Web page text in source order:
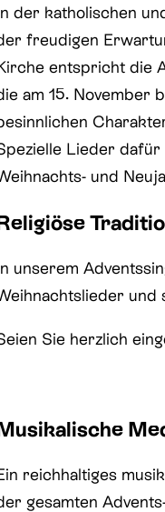
der katholischen
freudigen
entspricht die
am 15. November
Lieder
und
unserem
und
Sie herzlich
reichhaltiges
gesamten